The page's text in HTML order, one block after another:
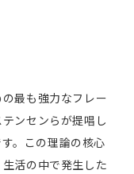
最も強力なフレー
ンセンらが提唱し
す。この理論の核心
活の中で発生した